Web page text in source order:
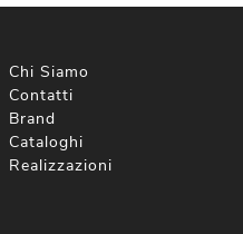
Chi Siamo
Contatti
Brand
Cataloghi
Realizzazioni